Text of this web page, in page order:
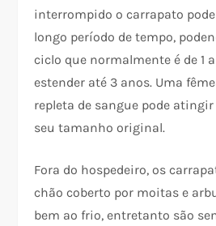
interrompido o carrapato
longo período de tempo,
ciclo que normalmente é de 1
estender até 3 anos. Uma
repleta de sangue pode
seu tamanho original.
Fora do hospedeiro, os
chão coberto por moitas e
bem ao frio, entretanto são